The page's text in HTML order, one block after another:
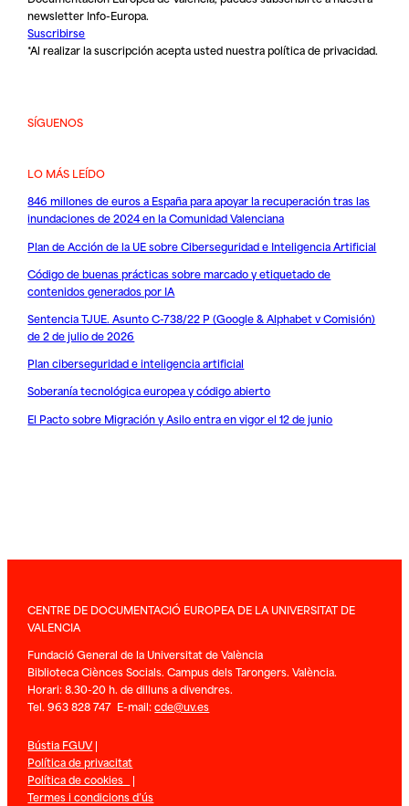
newsletter Info-Europa.
Suscribirse
*Al realizar la suscripción acepta usted nuestrapolítica de privacidad.
SÍGUENOS
LO MÁS LEÍDO
846 millones de euros a España para apoyar la recuperación tras las
inundaciones de 2024 en la Comunidad Valenciana
Plan de Acción de la UE sobre Ciberseguridad e Inteligencia Artificial
Código de buenas prácticas sobre marcado y etiquetado de
contenidos generados por IA
Sentencia TJUE. Asunto C-738/22 P (Google & Alphabet v Comisión)
de 2 de julio de 2026
Plan ciberseguridad e inteligencia artificial
Soberanía tecnológica europea y código abierto
El Pacto sobre Migración y Asilo entra en vigor el 12 de junio
CENTRE DE DOCUMENTACIÓ EUROPEA DE LA UNIVERSITAT DE
VALENCIA
Fundació General de la Universitat de València
Biblioteca Ciènces Socials. Campus dels Tarongers. València.
Horari: 8.30-20 h. de dilluns a divendres.
Tel. 963 828 747 E-mail:cde@uv.es
Bústia FGUV|
Política de privacitat
Política de cookies |
Termes i condicions d’ús